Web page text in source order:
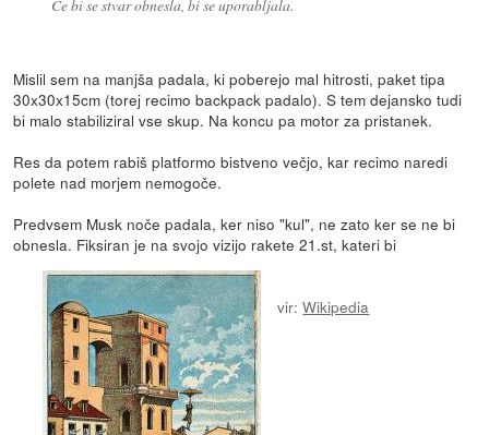
Če bi se stvar obnesla, bi se uporabljala.
Mislil sem na manjša padala, ki poberejo mal hitrosti, paket tipa
30x30x15cm (torej recimo backpack padalo). S tem dejansko tudi
bi malo stabiliziral vse skup. Na koncu pa motor za pristanek.
Res da potem rabiš platformo bistveno večjo, kar recimo naredi
polete nad morjem nemogoče.
Predvsem Musk noče padala, ker niso "kul", ne zato ker se ne bi
obnesla. Fiksiran je na svojo vizijo rakete 21.st, kateri bi
vir:Wikipedia